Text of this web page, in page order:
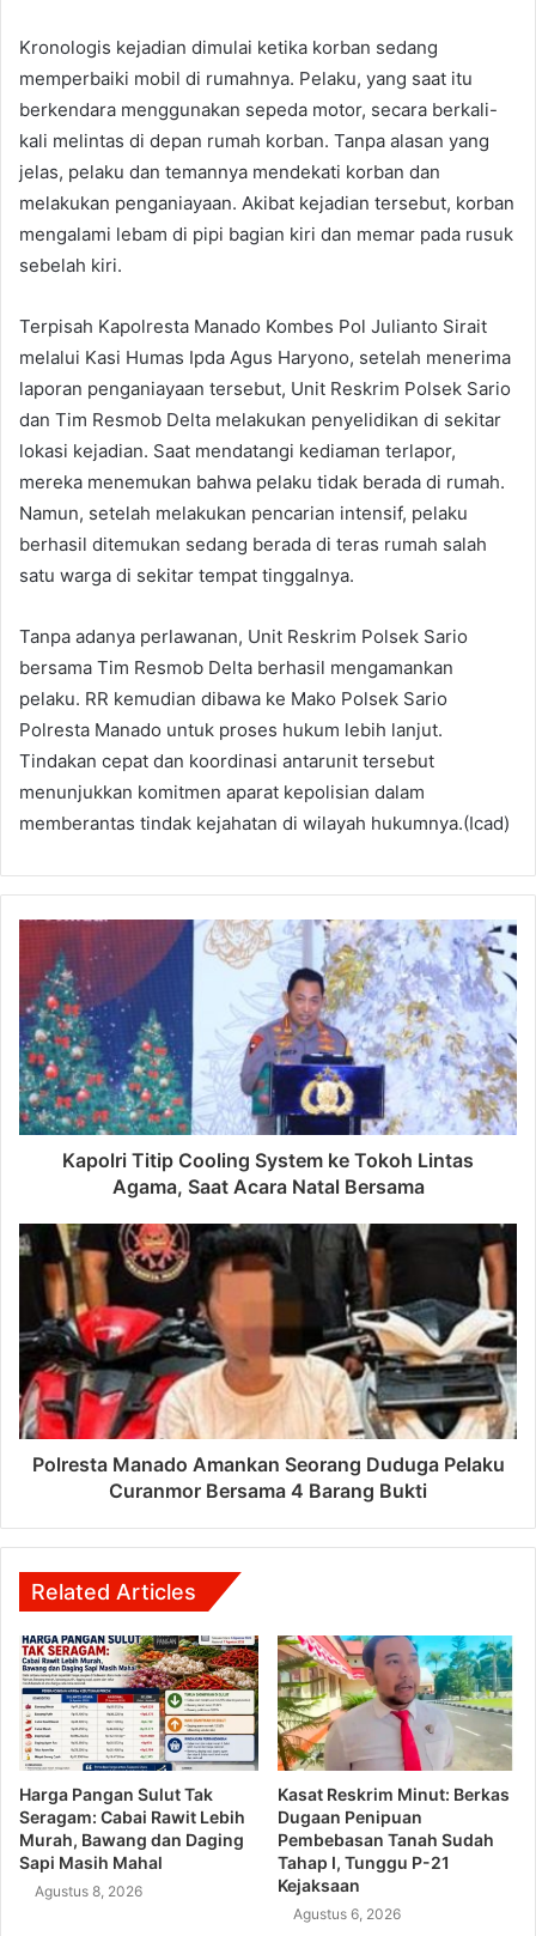
Kronologis kejadian dimulai ketika korban sedang
memperbaiki mobil di rumahnya. Pelaku, yang saat itu
berkendara menggunakan sepeda motor, secara berkali-
kali melintas di depan rumah korban. Tanpa alasan yang
jelas, pelaku dan temannya mendekati korban dan
melakukan penganiayaan. Akibat kejadian tersebut, korban
mengalami lebam di pipi bagian kiri dan memar pada rusuk
sebelah kiri.
Terpisah Kapolresta Manado Kombes Pol Julianto Sirait
melalui Kasi Humas Ipda Agus Haryono, setelah menerima
laporan penganiayaan tersebut, Unit Reskrim Polsek Sario
dan Tim Resmob Delta melakukan penyelidikan di sekitar
lokasi kejadian. Saat mendatangi kediaman terlapor,
mereka menemukan bahwa pelaku tidak berada di rumah.
Namun, setelah melakukan pencarian intensif, pelaku
berhasil ditemukan sedang berada di teras rumah salah
satu warga di sekitar tempat tinggalnya.
Tanpa adanya perlawanan, Unit Reskrim Polsek Sario
bersama Tim Resmob Delta berhasil mengamankan
pelaku. RR kemudian dibawa ke Mako Polsek Sario
Polresta Manado untuk proses hukum lebih lanjut.
Tindakan cepat dan koordinasi antarunit tersebut
menunjukkan komitmen aparat kepolisian dalam
memberantas tindak kejahatan di wilayah hukumnya.(Icad)
Kapolri Titip Cooling System ke Tokoh Lintas
Agama, Saat Acara Natal Bersama
Polresta Manado Amankan Seorang Duduga Pelaku
Curanmor Bersama 4 Barang Bukti
Related Articles
Harga Pangan Sulut Tak
Seragam: Cabai Rawit Lebih
Murah, Bawang dan Daging
Sapi Masih Mahal
Agustus 8, 2026
Kasat Reskrim Minut: Berkas
Dugaan Penipuan
Pembebasan Tanah Sudah
Tahap I, Tunggu P-21
Kejaksaan
Agustus 6, 2026